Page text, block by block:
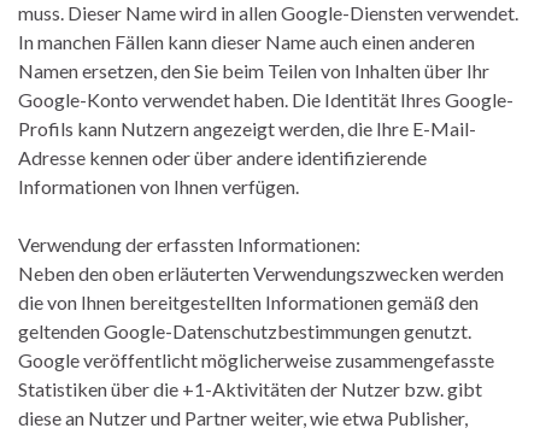
muss. Dieser Name wird in allen Google-Diensten verwendet.
In manchen Fällen kann dieser Name auch einen anderen
Namen ersetzen, den Sie beim Teilen von Inhalten über Ihr
Google-Konto verwendet haben. Die Identität Ihres Google-
Profils kann Nutzern angezeigt werden, die Ihre E-Mail-
Adresse kennen oder über andere identifizierende
Informationen von Ihnen verfügen.
Verwendung der erfassten Informationen:
Neben den oben erläuterten Verwendungszwecken werden
die von Ihnen bereitgestellten Informationen gemäß den
geltenden Google-Datenschutzbestimmungen genutzt.
Google veröffentlicht möglicherweise zusammengefasste
Statistiken über die +1-Aktivitäten der Nutzer bzw. gibt
diese an Nutzer und Partner weiter, wie etwa Publisher,